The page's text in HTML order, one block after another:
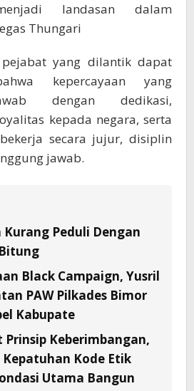
landasan dalam
Thungari
yang dilantik dapat
kepercayaan yang
dengan dedikasi,
kepada negara, serta
secara jujur, disiplin
jawab.
Peduli Dengan
Black Campaign, Yusril
PAW Pilkades Bimor
Kabupate
Prinsip Keberimbangan,
Kode Etik
Utama Bangun